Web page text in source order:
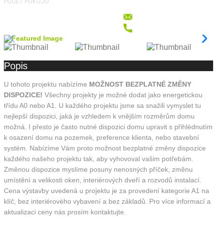
Popis
U tohoto projektu nabízíme MOŽNOST BEZPLATNÉ ZMĚNY
DISPOZICE! Všechny projekty je možné dodat jako energetickou
třídu A0 nebo A1. U každého projektu jsme sa snažili vymyslet tu
nejlepší dispozici, jaká je vzhledem k vnějším rozměrům domu
možná. I přesto je často nutné dispozici domu upravit s přihlédnutím
k osazení domu na pozemek, preference klienta, nebo stavební
systém. Nabízíme Vám proto možnost bezplatné změny dispozice
každého našeho projektu tak, aby vyhovoval vašim potřebám.
Změnou dispozice myslíme posuny nenosných příček, změnu
umístění a velikosti oken, interiérových dveří a rozvodů instalací.
Cena výstavby uvedená u projektu je za provedení kategorie A1 na
klíč, bez interiérového vybavení a bez základů. Pro více informací a
aktualizaci ceny nás prosím kontaktujte.